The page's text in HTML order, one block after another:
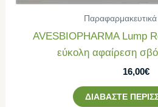
AVESBIOPHARMA Lump
εύκολη αφαίρεση
16,00€
ΔΙΑΒΆΣΤΕ